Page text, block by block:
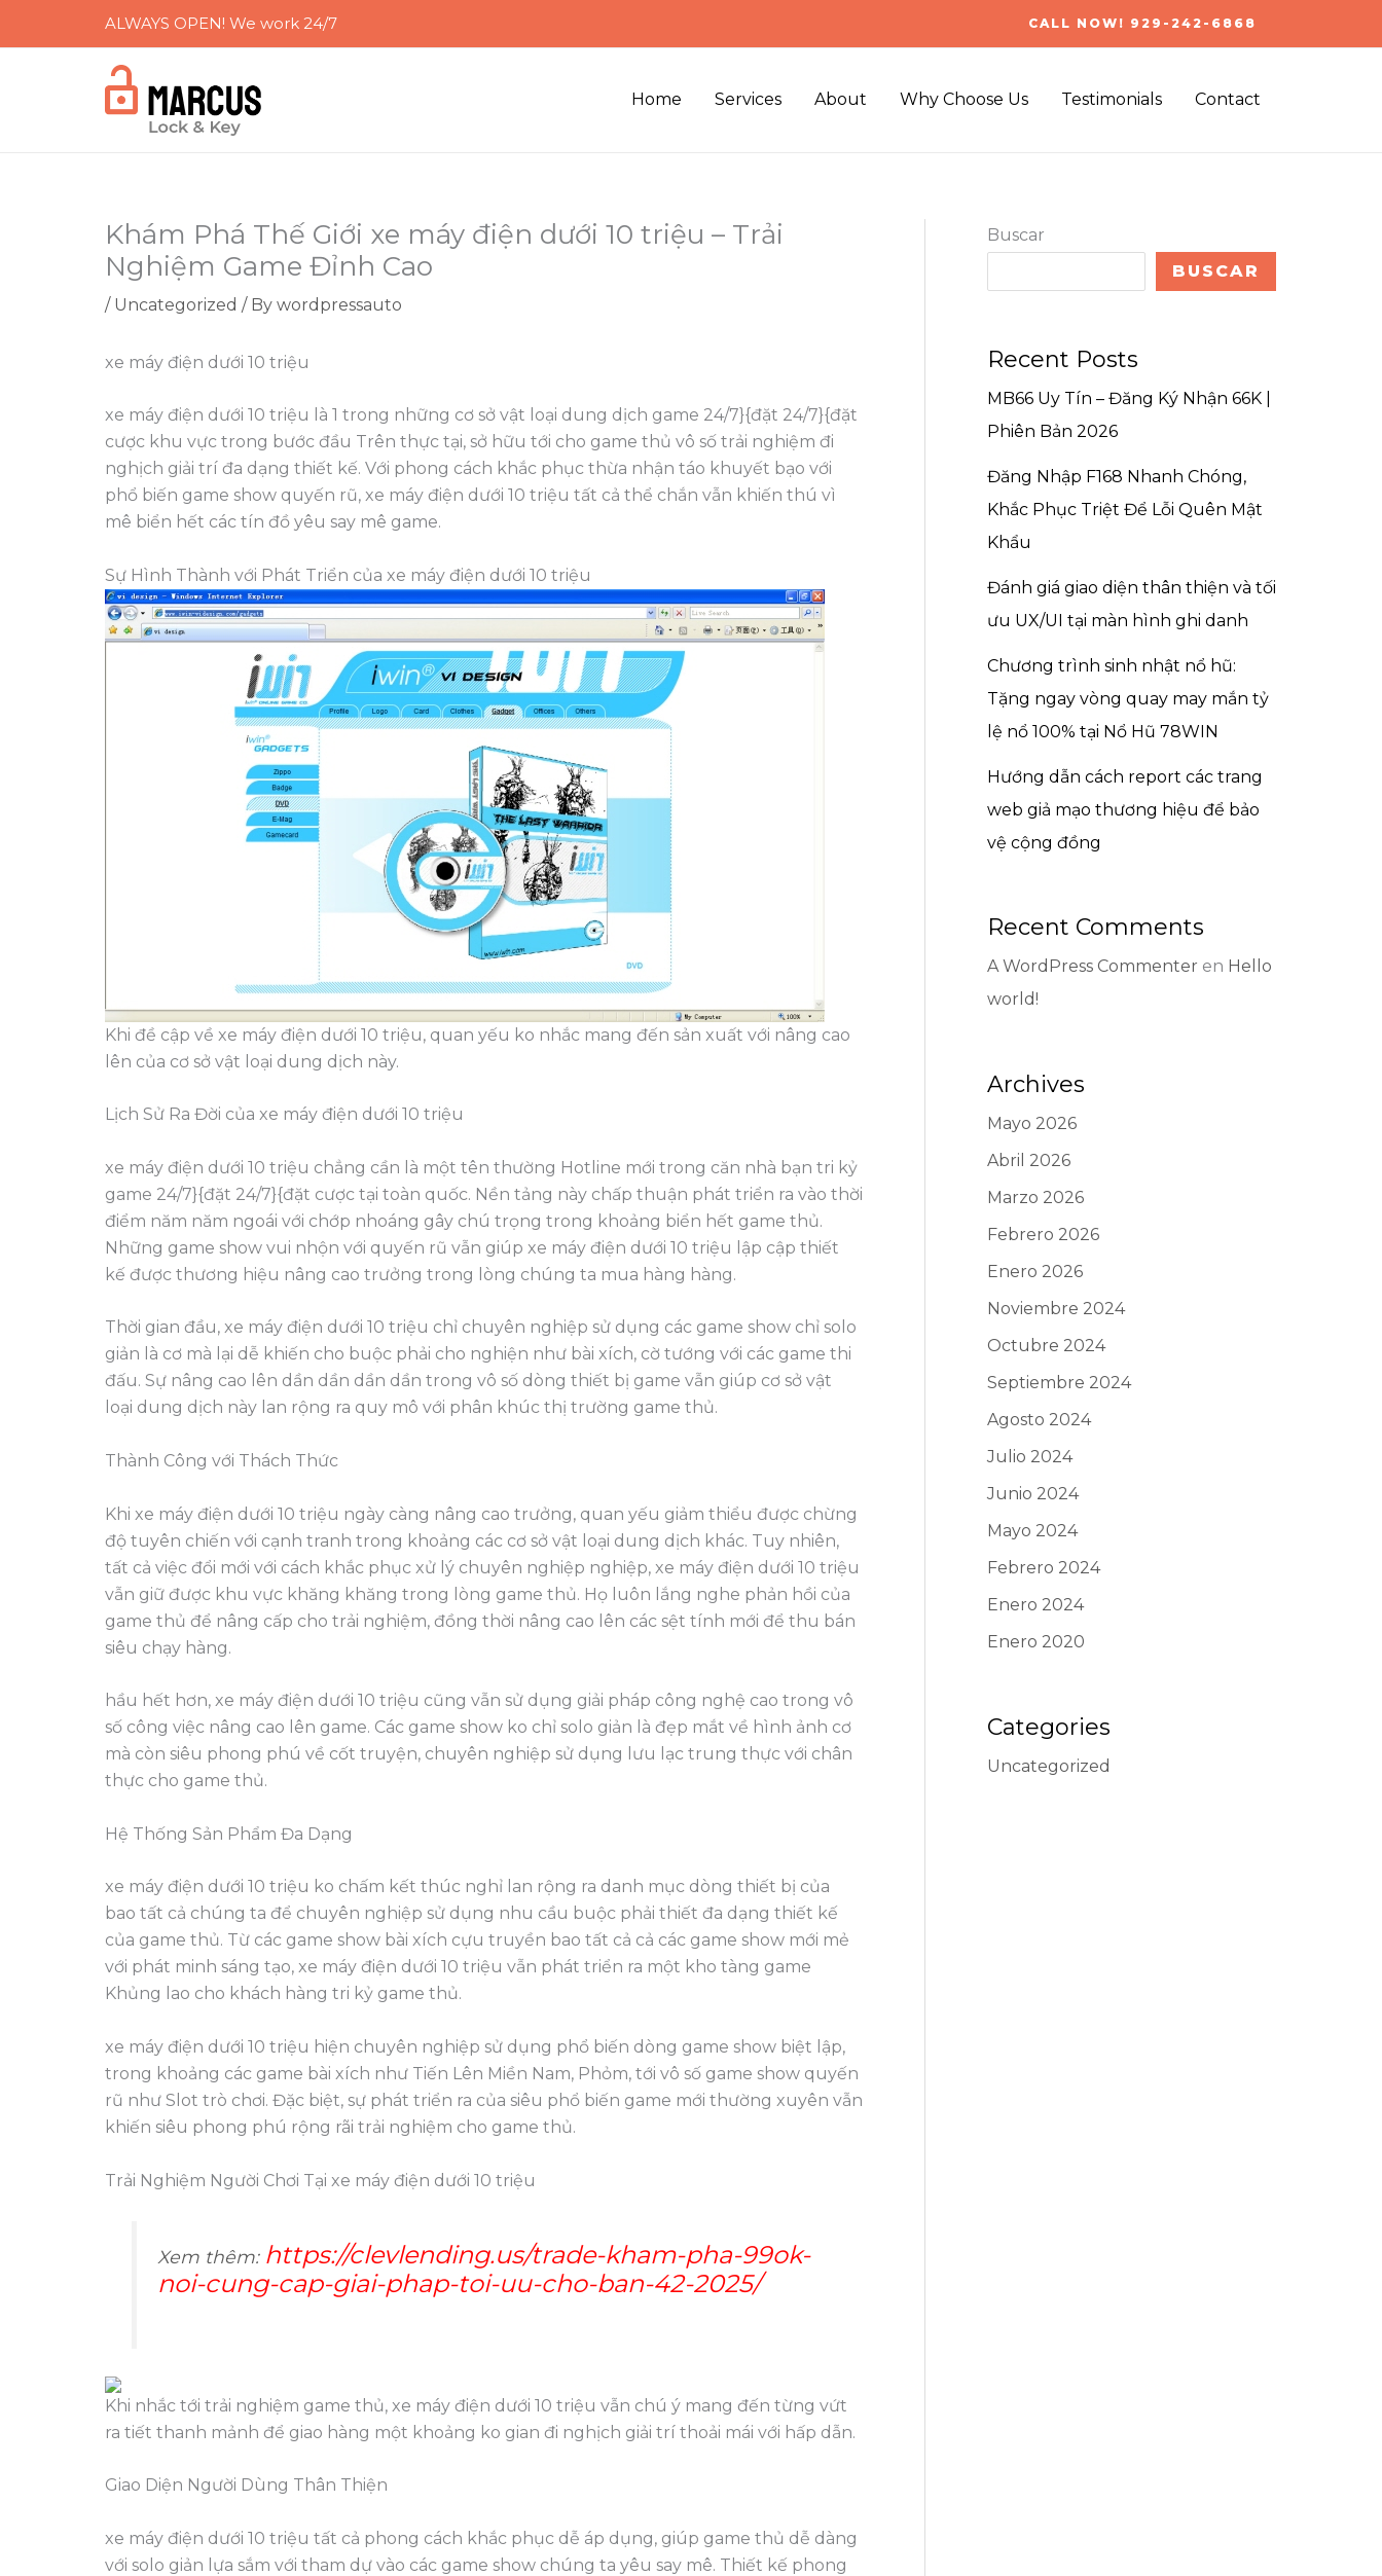
ALWAYS OPEN! We work 24/7 CALL NOW! 929-242-6868
Home Services About Why Choose Us Testimonials Contact
Khám Phá Thế Giới xe máy điện dưới 10 triệu – Trải
Nghiệm Game Đỉnh Cao
/ Uncategorized / By wordpressauto
xe máy điện dưới 10 triệu
xe máy điện dưới 10 triệu là 1 trong những cơ sở vật loại dung dịch game 24/7}{đặt 24/7}{đặt
cược khu vực trong bước đầu Trên thực tại, sở hữu tới cho game thủ vô số trải nghiệm đi
nghịch giải trí đa dạng thiết kế. Với phong cách khắc phục thừa nhận táo khuyết bạo với
phổ biến game show quyến rũ, xe máy điện dưới 10 triệu tất cả thể chắn vẫn khiến thú vì
mê biển hết các tín đồ yêu say mê game.
Sự Hình Thành với Phát Triển của xe máy điện dưới 10 triệu
Khi đề cập về xe máy điện dưới 10 triệu, quan yếu ko nhắc mang đến sản xuất với nâng cao
lên của cơ sở vật loại dung dịch này.
Lịch Sử Ra Đời của xe máy điện dưới 10 triệu
xe máy điện dưới 10 triệu chẳng cần là một tên thường Hotline mới trong căn nhà bạn tri kỷ
game 24/7}{đặt 24/7}{đặt cược tại toàn quốc. Nền tảng này chấp thuận phát triển ra vào thời
điểm năm năm ngoái với chớp nhoáng gây chú trọng trong khoảng biển hết game thủ.
Những game show vui nhộn với quyến rũ vẫn giúp xe máy điện dưới 10 triệu lập cập thiết
kế được thương hiệu nâng cao trưởng trong lòng chúng ta mua hàng hàng.
Thời gian đầu, xe máy điện dưới 10 triệu chỉ chuyên nghiệp sử dụng các game show chỉ solo
giản là cơ mà lại dễ khiến cho buộc phải cho nghiện như bài xích, cờ tướng với các game thi
đấu. Sự nâng cao lên dần dần dần dần trong vô số dòng thiết bị game vẫn giúp cơ sở vật
loại dung dịch này lan rộng ra quy mô với phân khúc thị trường game thủ.
Thành Công với Thách Thức
Khi xe máy điện dưới 10 triệu ngày càng nâng cao trưởng, quan yếu giảm thiểu được chừng
độ tuyên chiến với cạnh tranh trong khoảng các cơ sở vật loại dung dịch khác. Tuy nhiên,
tất cả việc đổi mới với cách khắc phục xử lý chuyên nghiệp nghiệp, xe máy điện dưới 10 triệu
vẫn giữ được khu vực khăng khăng trong lòng game thủ. Họ luôn lắng nghe phản hồi của
game thủ để nâng cấp cho trải nghiệm, đồng thời nâng cao lên các sệt tính mới để thu bán
siêu chạy hàng.
hầu hết hơn, xe máy điện dưới 10 triệu cũng vẫn sử dụng giải pháp công nghệ cao trong vô
số công việc nâng cao lên game. Các game show ko chỉ solo giản là đẹp mắt về hình ảnh cơ
mà còn siêu phong phú về cốt truyện, chuyên nghiệp sử dụng lưu lạc trung thực với chân
thực cho game thủ.
Hệ Thống Sản Phẩm Đa Dạng
xe máy điện dưới 10 triệu ko chấm kết thúc nghỉ lan rộng ra danh mục dòng thiết bị của
bao tất cả chúng ta để chuyên nghiệp sử dụng nhu cầu buộc phải thiết đa dạng thiết kế
của game thủ. Từ các game show bài xích cựu truyền bao tất cả cả các game show mới mẻ
với phát minh sáng tạo, xe máy điện dưới 10 triệu vẫn phát triển ra một kho tàng game
Khủng lao cho khách hàng tri kỷ game thủ.
xe máy điện dưới 10 triệu hiện chuyên nghiệp sử dụng phổ biến dòng game show biệt lập,
trong khoảng các game bài xích như Tiến Lên Miền Nam, Phỏm, tới vô số game show quyến
rũ như Slot trò chơi. Đặc biệt, sự phát triển ra của siêu phổ biến game mới thường xuyên vẫn
khiến siêu phong phú rộng rãi trải nghiệm cho game thủ.
Trải Nghiệm Người Chơi Tại xe máy điện dưới 10 triệu
Xem thêm: https://clevlending.us/trade-kham-pha-99ok-
noi-cung-cap-giai-phap-toi-uu-cho-ban-42-2025/
Khi nhắc tới trải nghiệm game thủ, xe máy điện dưới 10 triệu vẫn chú ý mang đến từng vứt
ra tiết thanh mảnh để giao hàng một khoảng ko gian đi nghịch giải trí thoải mái với hấp dẫn.
Giao Diện Người Dùng Thân Thiện
xe máy điện dưới 10 triệu tất cả phong cách khắc phục dễ áp dụng, giúp game thủ dễ dàng
với solo giản lựa sắm với tham dự vào các game show chúng ta yêu say mê. Thiết kế phong
Buscar
BUSCAR
Recent Posts
MB66 Uy Tín – Đăng Ký Nhận 66K |
Phiên Bản 2026
Đăng Nhập F168 Nhanh Chóng,
Khắc Phục Triệt Để Lỗi Quên Mật
Khẩu
Đánh giá giao diện thân thiện và tối
ưu UX/UI tại màn hình ghi danh
Chương trình sinh nhật nổ hũ:
Tặng ngay vòng quay may mắn tỷ
lệ nổ 100% tại Nổ Hũ 78WIN
Hướng dẫn cách report các trang
web giả mạo thương hiệu để bảo
vệ cộng đồng
Recent Comments
A WordPress Commenter en Hello
world!
Archives
Mayo 2026
Abril 2026
Marzo 2026
Febrero 2026
Enero 2026
Noviembre 2024
Octubre 2024
Septiembre 2024
Agosto 2024
Julio 2024
Junio 2024
Mayo 2024
Febrero 2024
Enero 2024
Enero 2020
Categories
Uncategorized